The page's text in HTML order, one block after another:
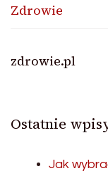
Zdrowie
zdrowie.pl
Ostatnie
Jak